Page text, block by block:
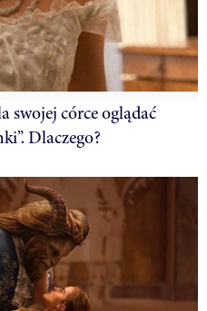
swojej córce oglądać
Dlaczego?